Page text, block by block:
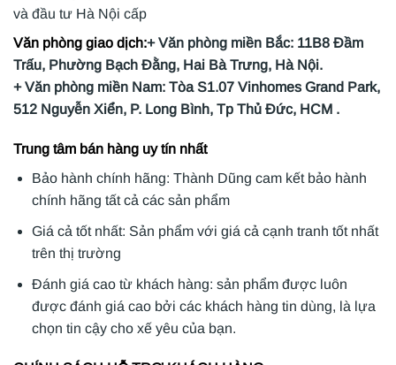
và đầu tư Hà Nội cấp
Văn phòng giao dịch:+ Văn phòng miền Bắc: 11B8 Đầm
Trấu, Phường Bạch Đằng, Hai Bà Trưng, Hà Nội.
+ Văn phòng miền Nam: Tòa S1.07 Vinhomes Grand Park,
512 Nguyễn Xiển, P. Long Bình, Tp Thủ Đức, HCM .
Trung tâm bán hàng uy tín nhất
Bảo hành chính hãng: Thành Dũng cam kết bảo hành
chính hãng tất cả các sản phẩm
Giá cả tốt nhất: Sản phẩm với giá cả cạnh tranh tốt nhất
trên thị trường
Đánh giá cao từ khách hàng: sản phẩm được luôn
được đánh giá cao bởi các khách hàng tin dùng, là lựa
chọn tin cậy cho xế yêu của bạn.